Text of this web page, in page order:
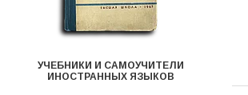
УЧЕБНИКИ И САМОУЧИТЕЛИ
ИНОСТРАННЫХ ЯЗЫКОВ